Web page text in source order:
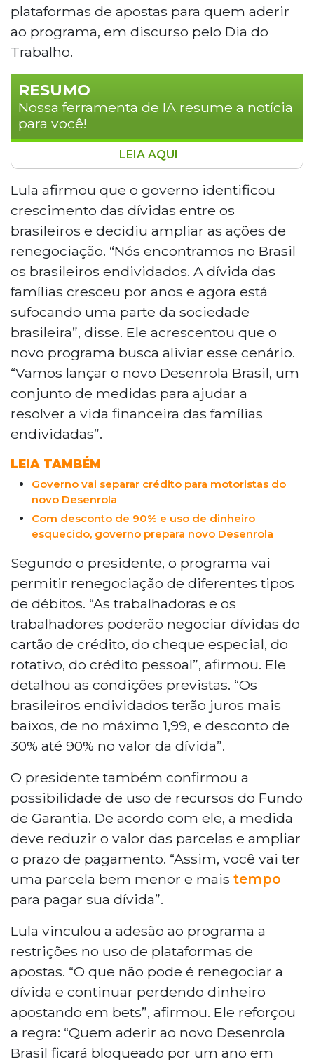
plataformas de apostas para quem aderir
ao programa, em discurso pelo Dia do
Trabalho.
RESUMO
Nossa ferramenta de IA resume a notícia
para você!
O presidente Lula anunciou nesta quinta-
feira (30) o novo Desenrola Brasil,
programa de renegociação de dívidas
de 30% a 90% e possibilidade de saque
de até 20% do FGTS. Quem aderir ficará
bloqueado por um ano em plataformas
de apostas. Segundo o Datafolha, dois em
cada três brasileiros têm dívidas, sendo
cartão de crédito o principal tipo.
Detalhes serão divulgados na próxima
semana.
LEIA AQUI
Lula afirmou que o governo identificou
crescimento das dívidas entre os
brasileiros e decidiu ampliar as ações de
renegociação. “Nós encontramos no Brasil
os brasileiros endividados. A dívida das
famílias cresceu por anos e agora está
sufocando uma parte da sociedade
brasileira”, disse. Ele acrescentou que o
novo programa busca aliviar esse cenário.
“Vamos lançar o novo Desenrola Brasil, um
conjunto de medidas para ajudar a
resolver a vida financeira das famílias
endividadas”.
LEIA TAMBÉM
Governo vai separar crédito para motoristas do
novo Desenrola
Com desconto de 90% e uso de dinheiro
esquecido, governo prepara novo Desenrola
Segundo o presidente, o programa vai
permitir renegociação de diferentes tipos
de débitos. “As trabalhadoras e os
trabalhadores poderão negociar dívidas do
cartão de crédito, do cheque especial, do
rotativo, do crédito pessoal”, afirmou. Ele
detalhou as condições previstas. “Os
brasileiros endividados terão juros mais
baixos, de no máximo 1,99, e desconto de
30% até 90% no valor da dívida”.
O presidente também confirmou a
possibilidade de uso de recursos do Fundo
de Garantia. De acordo com ele, a medida
deve reduzir o valor das parcelas e ampliar
o prazo de pagamento. “Assim, você vai ter
uma parcela bem menor e mais tempo
para pagar sua dívida”.
Lula vinculou a adesão ao programa a
restrições no uso de plataformas de
apostas. “O que não pode é renegociar a
dívida e continuar perdendo dinheiro
apostando em bets”, afirmou. Ele reforçou
a regra: “Quem aderir ao novo Desenrola
Brasil ficará bloqueado por um ano em